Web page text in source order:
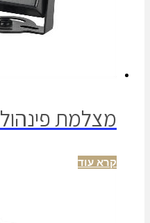
מצלמת פינהול 2MP AHD
קרא עוד